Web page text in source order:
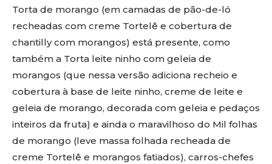
Torta de morango (em camadas de pão-de-ló
recheadas com creme Tortelê e cobertura de
chantilly com morangos) está presente, como
também a Torta leite ninho com geleia de
morangos (que nessa versão adiciona recheio e
cobertura à base de leite ninho, creme de leite e
geleia de morango, decorada com geleia e pedaços
inteiros da fruta) e ainda o maravilhoso do Mil folhas
de morango (leve massa folhada recheada de
creme Tortelê e morangos fatiados), carros-chefes